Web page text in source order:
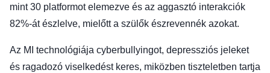
mint 30 platformot elemezve és az aggasztó interakciók
82%-át észlelve, mielőtt a szülők észrevennék azokat.
Az MI technológiája cyberbullyingot, depressziós jeleket
és ragadozó viselkedést keres, miközben tiszteletben tartja